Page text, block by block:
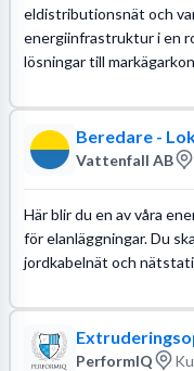
eldistributionsnät och
energiinfrastruktur i en
lösningar till
Beredare -
Vattenfall AB
Här blir du en av våra
för elanläggningar. Du
jordkabelnät och
PerformIQ